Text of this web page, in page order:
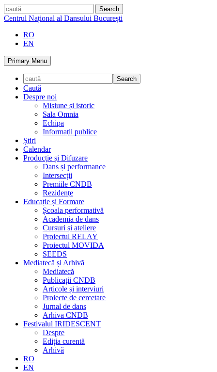
Skip
to
caută
Centrul Național al Dansului București
RO
EN
Primary Menu
Caută
Despre noi
Misiune și istoric
Sala Omnia
Echipa
Informații publice
Știri
Calendar
Producție și Difuzare
Dans și performance
Intersecții
Premiile CNDB
Rezidențe
Educație și Formare
Școala performativă
Academia de dans
Cursuri și ateliere
Proiectul RELAY
Proiectul MOVIDA
SEEDS
Mediatecă și Arhivă
Mediatecă
Publicații CNDB
Articole și interviuri
Proiecte de cercetare
Jurnal de dans
Arhiva CNDB
Festivalul IRIDESCENT
Despre
Ediția curentă
Arhivă
RO
EN